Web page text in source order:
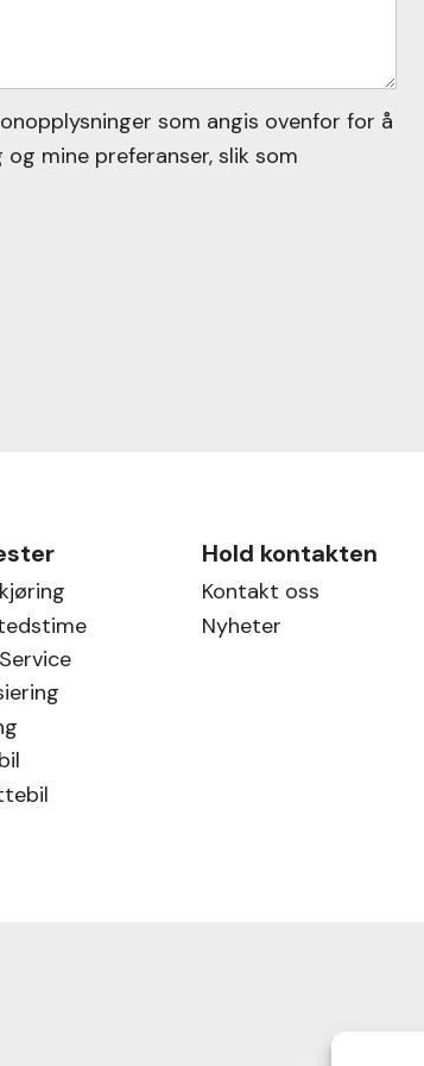
som angis ovenfor for å
mine preferanser, slik som
Hold kontakten
Kontakt oss
Nyheter